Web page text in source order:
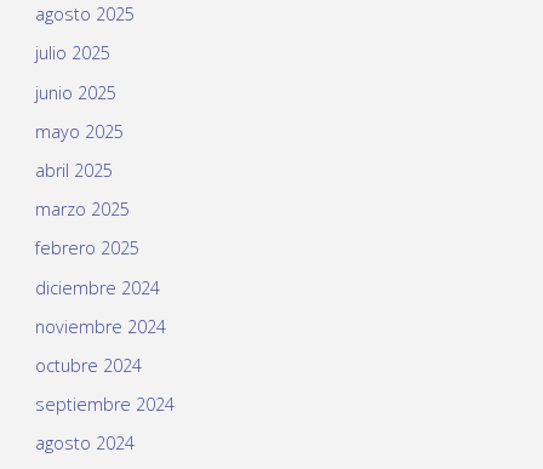
agosto 2025
julio 2025
junio 2025
mayo 2025
abril 2025
marzo 2025
febrero 2025
diciembre 2024
noviembre 2024
octubre 2024
septiembre 2024
agosto 2024